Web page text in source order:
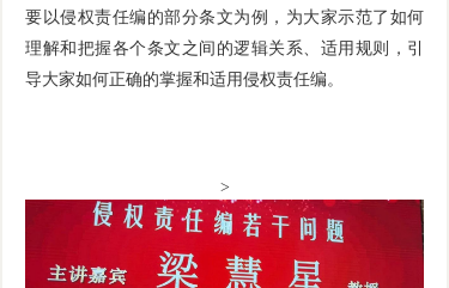
要以侵权责任编的部分条文为例，为大家示范了如何
理解和把握各个条文之间的逻辑关系、适用规则，引
导大家如何正确的掌握和适用侵权责任编。
>